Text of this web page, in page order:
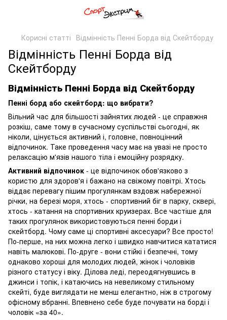
Кориcні статті Відмінність Пенні Борда від Скейтборду
Відмінність Пенні Борда від
Скейтборду
Відмінність Пенні Борда від Скейтборду
Пенні борд або скейтборд: що вибрати?
Вільний час для більшості зайнятих людей - це справжня
розкіш, саме тому в сучасному суспільстві сьогодні, як
ніколи, цінується активний і, головне, повноцінний
відпочинок. Таке проведення часу має на увазі не просто
релаксацію м'язів нашого тіла і емоційну розрядку.
Активний відпочинок - це відпочинок обов'язково з
користю для здоров'я і бажано на свіжому повітрі. Хтось
віддає перевагу пішим прогулянкам вздовж набережної
річки, на березі моря, хтось - спортивний біг в парку, сквері,
хтось - катання на спортивних круизерах. Все частіше для
таких прогулянок використовуються пенні борди і
скейтборд. Чому саме ці спортивні аксесуари? Все просто!
По-перше, на них можна легко і швидко навчитися кататися
навіть малюкові. По-друге - вони стійкі і безпечні, тому
однаково хороші для молодих людей, жінок і чоловіків
різного статусу і віку. Ділова леді, переодягнувшись в
джинси і топік, і катаючись на невеликому стильному
скейті, буде виглядати не менш елегантно, ніж в строгому
офісному вбранні. Впевнено себе буде почувати на борді і
чоловік «за 40».